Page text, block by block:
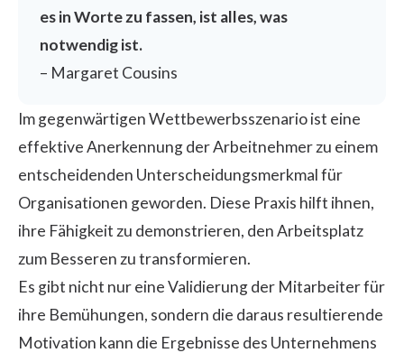
es in Worte zu fassen, ist alles, was
notwendig ist.
– Margaret Cousins
Im gegenwärtigen Wettbewerbsszenario ist eine
effektive Anerkennung der Arbeitnehmer zu einem
entscheidenden Unterscheidungsmerkmal für
Organisationen geworden. Diese Praxis hilft ihnen,
ihre Fähigkeit zu demonstrieren, den Arbeitsplatz
zum Besseren zu transformieren.
Es gibt nicht nur eine Validierung der Mitarbeiter für
ihre Bemühungen, sondern die daraus resultierende
Motivation kann die Ergebnisse des Unternehmens